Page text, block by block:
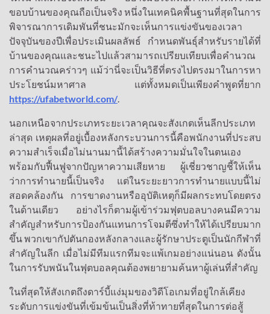
ขอบบ้านของคุณถือเป็นจริง หนึ่งในเทคนิคพื้นฐานที่สุดในการ
พิจารณาการเดิมพันที่ชนะมักจะเห็นการแข่งขันของเวลา
ปัจจุบันของปีเพื่อประเมินผลลัพธ์ กำหนดพันธุ์สำหรับรายได้ที่
บ้านของคุณและชนะไปแล้วสามารถเปรียบเทียบเพื่อคำนวณ
การคำนวณคร่าวๆ แม้ว่านี่จะเป็นวิธีที่ตรงไปตรงมาในการหา
ประโยชน์มหาศาล แต่ทั้งหมดเป็นเพียงคำพูดที่ยาก
https://ufabetworld.com/.
นอกเหนือจากประเภทระยะเวลาคุณจะสังเกตเห็นลีกประเภท
ล่าสุด เหตุผลที่อยู่เบื้องหลังกระบวนการนี้คือพนักงานที่ประสบ
ความสำเร็จเมื่อไม่นานมานี้ได้สร้างความมั่นใจในตนเอง
พร้อมกับฟื้นฟูจากปัญหาความเสียหาย ผู้เชี่ยวชาญชี้ให้เห็น
ว่าการทำนายนี้เป็นจริง แต่ในระยะยาวการทำนายแบบนี้ไม่
สอดคล้องกัน การขาดงานหรืออุบัติเหตุก็มีผลกระทบโดยตรง
ในด้านเดียว อย่างไรก็ตามผู้เข้าร่วมฟุตบอลบางคนมีความ
สำคัญสำหรับการป้องกันแทนการโจมตีซึ่งทำให้ได้เปรียบมาก
ขึ้น พวกเขากัปตันกองหลังกลางและผู้รักษาประตูเป็นนักกีฬาที่
สำคัญในลีก เมื่อไม่มีทีมแรกทีมจะแพ้เกมอย่างแน่นอน ดังนั้น
ในการรับพนันในฟุตบอลคุณต้องพยายามค้นหาผู้เล่นที่สำคัญ
ในที่สุดให้สังเกตถึงดาร์บี้แง่มุมของวิดีโอเกมที่อยู่ใกล้เคียง
ระดับการแข่งขันที่เข้มข้นเป็นสิ่งที่ท้าทายที่สุดในการต่อสู้